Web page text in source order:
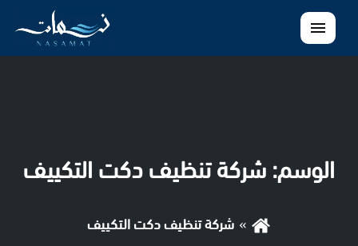
القائمة
الوسم: شركة تنظيف دكت التكييف
شركة تنظيف دكت التكييف